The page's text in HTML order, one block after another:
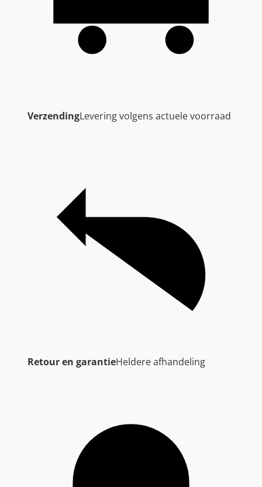
VerzendingLevering volgens actuele voorraad
Retour en garantieHeldere afhandeling